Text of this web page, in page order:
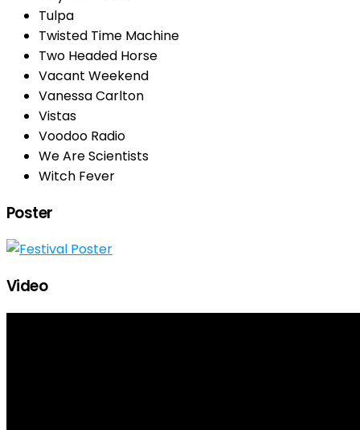
Tulpa
Twisted Time Machine
Two Headed Horse
Vacant Weekend
Vanessa Carlton
Vistas
Voodoo Radio
We Are Scientists
Witch Fever
Poster
Video